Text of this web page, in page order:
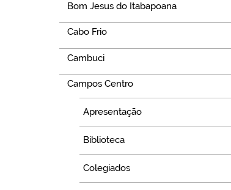
Bom Jesus do Itabapoana
Cabo Frio
Cambuci
Campos Centro
Apresentação
Biblioteca
Colegiados